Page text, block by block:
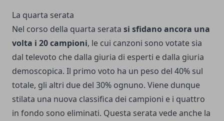
La quarta serata
Nel corso della quarta serata si sfidano ancora una
volta i 20 campioni, le cui canzoni sono votate sia
dal televoto che dalla giuria di esperti e dalla giuria
demoscopica. Il primo voto ha un peso del 40% sul
totale, gli altri due del 30% ognuno. Viene dunque
stilata una nuova classifica dei campioni e i quattro
in fondo sono eliminati. Questa serata vede anche la